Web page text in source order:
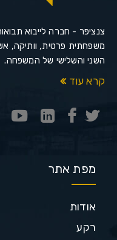
צנציפר - חברה לייבוא
משפחתית פרטית, וותיקה,
השני והשלישי של המשפחה.
קרא עוד
מפת אתר
אודות
רקע